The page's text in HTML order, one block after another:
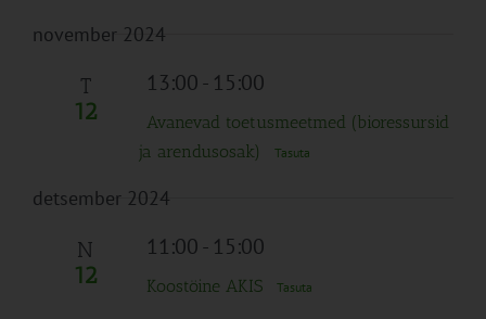
november 2024
T
12
13:00- 15:00
Avanevad toetusmeetmed (bioressursid
ja arendusosak)
Tasuta
detsember 2024
N
12
11:00- 15:00
Koostöine AKIS Tasuta